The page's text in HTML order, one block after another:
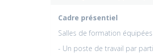
Cadre présentiel
Salles de formation
- Un poste de travail par